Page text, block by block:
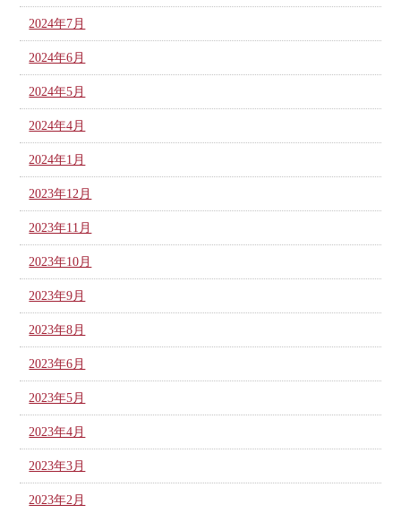
2024年7月
2024年6月
2024年5月
2024年4月
2024年1月
2023年12月
2023年11月
2023年10月
2023年9月
2023年8月
2023年6月
2023年5月
2023年4月
2023年3月
2023年2月